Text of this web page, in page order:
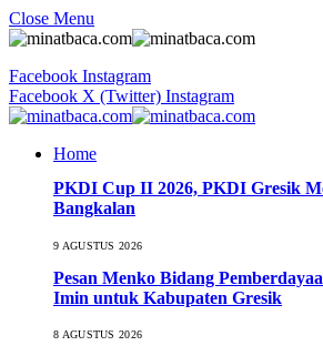
Close Menu
Facebook Instagram
Facebook X (Twitter) Instagram
Home
PKDI Cup II 2026, PKDI Gresik
Bangkalan
9 AGUSTUS 2026
Pesan Menko Bidang
Imin untuk Kabupaten Gresik
8 AGUSTUS 2026